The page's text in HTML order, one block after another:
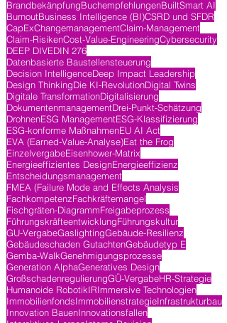
BrandbekänpfungBuchempfehlungenBuiltSmart AI
BurnoutBusiness Intelligence (BI)CSRD und SFDR
CapExChangemanagementClaim-Management
Claim-RisikenCost-Value-EngineeringCybersecurity
DEEP DIVEDIN 276
Datenbasierte Baustellensteuerung
Decision IntelligenceDeep Impact Leadership
Design ThinkingDie KI-RevolutionDigital Twins
Digitale TransformationDigitalisierung
DokumentenmanagementDrei-Punkt-Schätzung
DrohnenESG ManagementESG-Klassifizierung
ESG-konforme MaßnahmenEU AI Act
EVA (Earned-Value-Analyse)Eat the Frog
EinzelvergabeEisenhower-Matrix
Energieeffizientes DesignEnergieeffizienz
Entscheidungsmanagement
FMEA (Failure Mode and Effects Analysis
FachkompetenzFachkräftemangel
Fischgräten-DiagrammFreigabeprozess
FührungskräfteentwicklungFührungskultur
GU-VergabeGaslightingGebäude-Resilienz
Gebäudeschaden GutachtenGebäudetyp E
Gemba-WalkGenehmigungsprozesse
Generation AlphaGeneratives Design
GroßschadenregulierungGÜ-VergabeHR-Strategie
Humanoide RobotikIRImmersive Technologien
ImmobilienfondsImmobilienstrategieInfrastrukturbau
Innovation BauenInnovationsfallen